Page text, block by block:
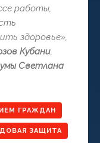
работы,
здоровье»,
Кубани,
Светлана
ГРАЖДАН
ЗАЩИТА